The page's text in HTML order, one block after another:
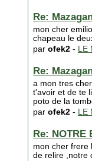
Re:
mon cher
chapeau le
par ofek2 - LE
Re:
a mon tres
t'avoir et de te
poto de la
par ofek2 - LE
Re: NOTRE
mon cher frere
de relire ,notre